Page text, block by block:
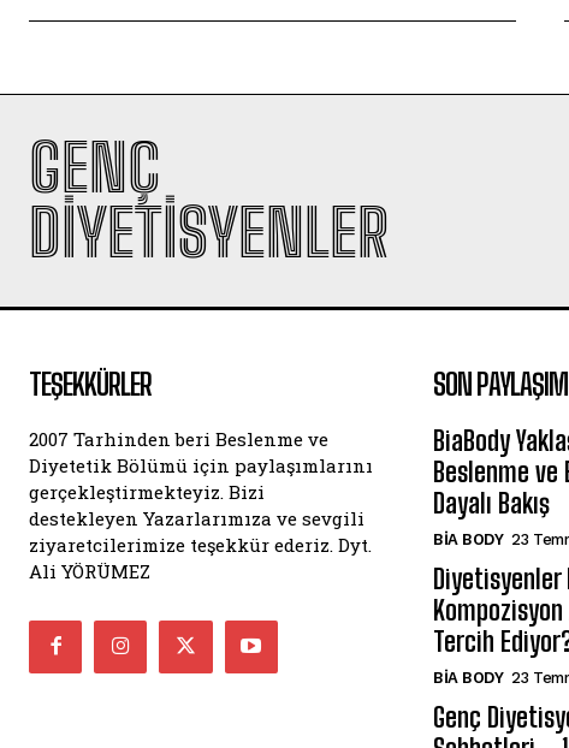
GENÇ
DIYETISYENLER
TEŞEKKÜRLER
2007 Tarhinden beri Beslenme ve
Diyetetik Bölümü için paylaşımlarını
gerçekleştirmekteyiz. Bizi
destekleyen Yazarlarımıza ve sevgili
ziyaretcilerimize teşekkür ederiz. Dyt.
Ali YÖRÜMEZ
SON
BiaBody
Beslenme ve
Dayalı Bakış
BIA BODY 23
Diyetisyenler
Kompozisyon
Tercih
BIA BODY 23
Genç